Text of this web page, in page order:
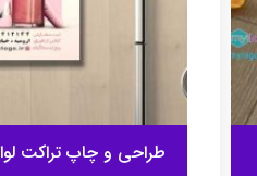
طراحی و چاپ تراکت